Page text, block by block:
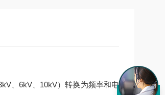
、6kV、10kV）转换为频率和电